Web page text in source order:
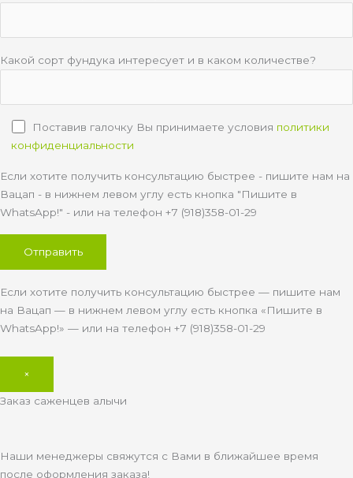
Какой сорт фундука интересует и в каком количестве?
Поставив галочку Вы принимаете условия политики
конфиденциальности
Если хотите получить консультацию быстрее - пишите нам на
Вацап - в нижнем левом углу есть кнопка "Пишите в
WhatsApp!" - или на телефон +7 (918)358-01-29
Если хотите получить консультацию быстрее — пишите нам
на Вацап — в нижнем левом углу есть кнопка «Пишите в
WhatsApp!» — или на телефон +7 (918)358-01-29
×
Заказ саженцев алычи
Наши менеджеры свяжутся с Вами в ближайшее время
после оформления заказа!